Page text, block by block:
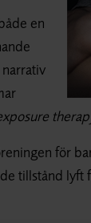
en
för
tillstånd